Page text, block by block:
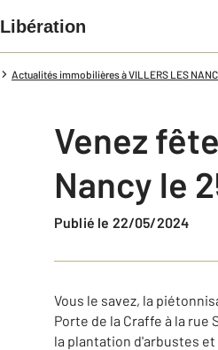
Libération
Actualités immobilières à VILLERS LES
Venez
Nancy le
Publié le 22/05/2024
Vous le savez, la
Porte de la Craffe à la
la plantation d'arbustes